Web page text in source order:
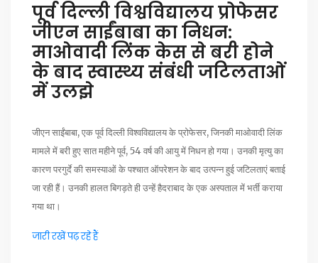
पूर्व दिल्ली विश्वविद्यालय प्रोफेसर
जीएन साईंबाबा का निधन:
माओवादी लिंक केस से बरी होने
के बाद स्वास्थ्य संबंधी जटिलताओं
में उलझे
जीएन साईंबाबा, एक पूर्व दिल्ली विश्वविद्यालय के प्रोफेसर, जिनकी माओवादी लिंक
मामले में बरी हुए सात महीने पूर्व, 54 वर्ष की आयु में निधन हो गया। उनकी मृत्यु का
कारण परगुर्दे की समस्याओं के पश्चात ऑपरेशन के बाद उत्पन्न हुई जटिलताएं बताई
जा रही हैं। उनकी हालत बिगड़ते ही उन्हें हैदराबाद के एक अस्पताल में भर्ती कराया
गया था।
जारी रखें पढ़ रहे हैं